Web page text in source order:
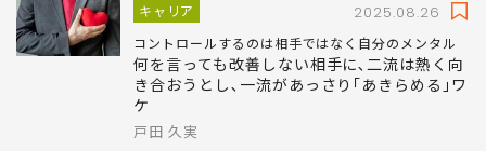
キャリア 2025.08.26
コントロールするのは相手ではなく自分のメンタル
何を言っても改善しない相手に､二流は熱く向
き合おうとし､一流があっさり｢あきらめる｣ワ
ケ
戸田 久実